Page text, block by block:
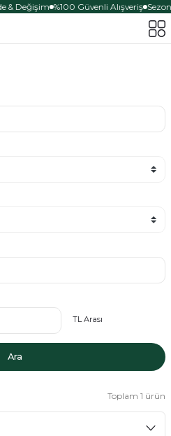
& Değişim %100 Güvenli Alışveriş
TL Arası
Ara
Toplam 1 ürün